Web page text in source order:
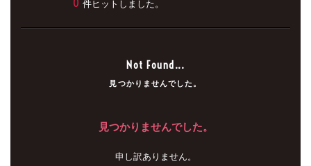
件ヒットしました。
Not Found...
見つかりませんでした。
見つかりませんでした。
申し訳ありません。